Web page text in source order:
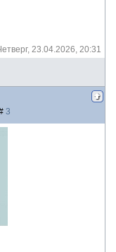
23.04.2026, 20:31
3